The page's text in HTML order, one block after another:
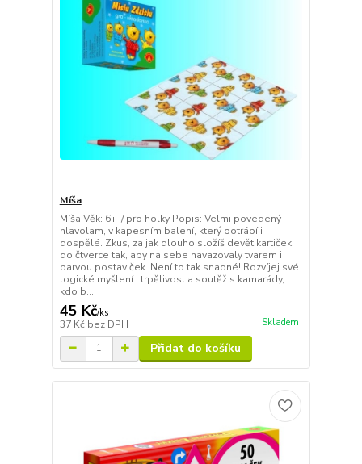
Míša
Míša Věk: 6+ / pro holky Popis: Velmi povedený
hlavolam, v kapesním balení, který potrápí i
dospělé. Zkus, za jak dlouho složíš devět kartiček
do čtverce tak, aby na sebe navazovaly tvarem i
barvou postaviček. Není to tak snadné! Rozvíjej své
logické myšlení i trpělivost a soutěž s kamarády,
kdo b...
45 Kč/ks
37 Kč bez DPH Skladem
Přidat do košíku